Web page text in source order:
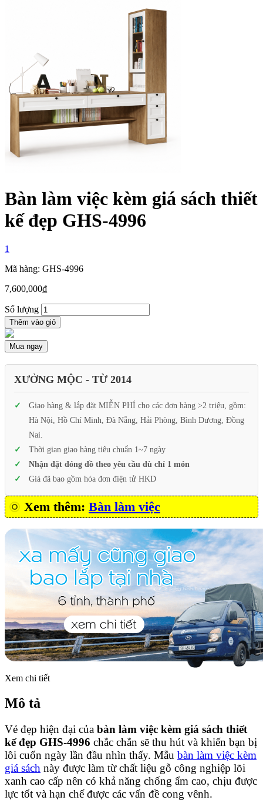
Bàn làm việc kèm giá sách thiết
kế đẹp GHS-4996
1
Mã hàng: GHS-4996
7,600,000₫
Số lượng
Thêm vào giỏ
Mua ngay
XƯỞNG MỘC - TỪ 2014
Giao hàng & lắp đặt MIỄN PHÍ cho các đơn hàng >2 triệu, gồm:
Hà Nội, Hồ Chí Minh, Đà Nẵng, Hải Phòng, Bình Dương, Đồng
Nai.
Thời gian giao hàng tiêu chuẩn 1~7 ngày
Nhận đặt đóng đồ theo yêu cầu dù chỉ 1 món
Giá đã bao gồm hóa đơn điện tử HKD
Xem thêm: Bàn làm việc
Xem chi tiết
Mô tả
Vẻ đẹp hiện đại của bàn làm việc kèm giá sách thiết
kế đẹp GHS-4996 chắc chắn sẽ thu hút và khiến bạn bị
lôi cuốn ngày lần đầu nhìn thấy. Mẫu bàn làm việc kèm
giá sách này được làm từ chất liệu gỗ công nghiệp lõi
xanh cao cấp nên có khả năng chống ẩm cao, chịu được
lực tốt và hạn chế được các vấn đề cong vênh.